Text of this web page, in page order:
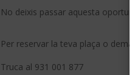
No deixis passar aquesta
Per reservar la teva plaça o
Truca al 931 001 877